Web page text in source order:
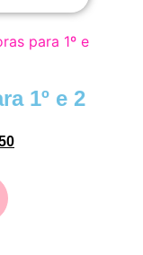
para 1º e
1º e 2